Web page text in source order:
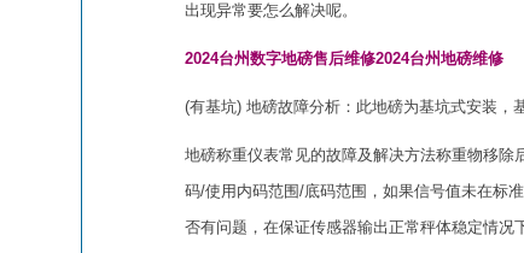
出现异常要怎么解决呢。
2024台州数字地磅售后维修2024台州地磅维修
(有基坑) 地磅故障分析：此地磅为基坑式安装，
地磅称重仪表常见的故障及解决方法称重物移
码/使用内码范围/底码范围，如果信号值未在标
否有问题，在保证传感器输出正常秤体稳定情